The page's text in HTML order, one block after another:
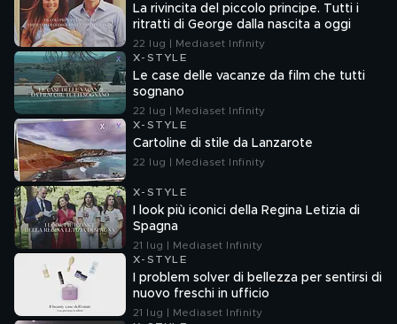
La rivincita del piccolo principe. Tutti i
ritratti di George dalla nascita a oggi
22 lug | Mediaset Infinity
X-STYLE
Le case delle vacanze da film che tutti
sognano
22 lug | Mediaset Infinity
X-STYLE
Cartoline di stile da Lanzarote
22 lug | Mediaset Infinity
X-STYLE
I look più iconici della Regina Letizia di
Spagna
21 lug | Mediaset Infinity
X-STYLE
I problem solver di bellezza per sentirsi di
nuovo freschi in ufficio
21 lug | Mediaset Infinity